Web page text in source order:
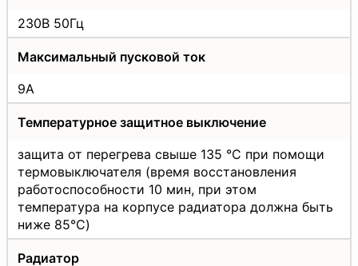
230В 50Гц
Максимальный пусковой ток
9А
Температурное защитное выключение
защита от перегрева свыше 135 °C при помощи
термовыключателя (время восстановления
работоспособности 10 мин, при этом
температура на корпусе радиатора должна быть
ниже 85°C)
Радиатор